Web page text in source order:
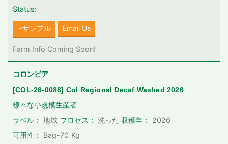
Status:
+サンプル Email Us
Farm Info Coming Soon!
コロンビア
[COL-26-0088] Col Regional Decaf Washed 2026
様々な小規模生産者
ラベル：
地域 プロセス： 洗った 収穫年：
2026
可用性：
Bag-70 Kg